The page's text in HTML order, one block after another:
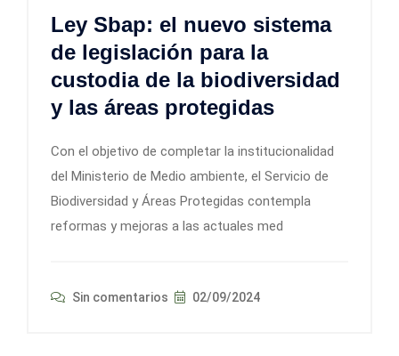
Ley Sbap: el nuevo sistema
de legislación para la
custodia de la biodiversidad
y las áreas protegidas
Con el objetivo de completar la institucionalidad
del Ministerio de Medio ambiente, el Servicio de
Biodiversidad y Áreas Protegidas contempla
reformas y mejoras a las actuales med
Sin comentarios 02/09/2024